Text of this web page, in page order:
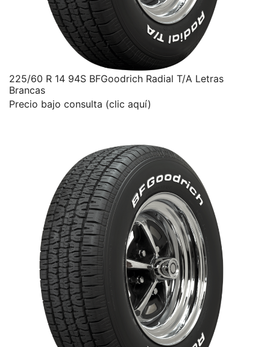
225/60 R 14 94S BFGoodrich Radial T/A Letras
Brancas
Precio bajo consulta (clic aquí)